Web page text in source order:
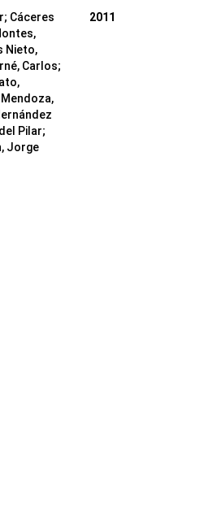
; Cáceres
Nieto,
Carlos;
Pilar;
Jorge
2011